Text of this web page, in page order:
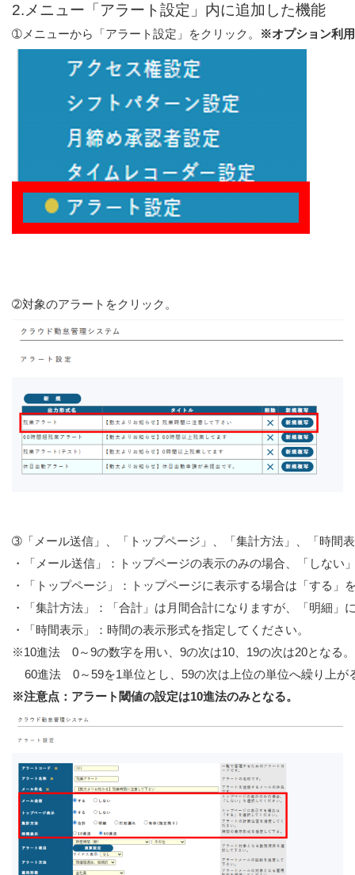
2.メニュー「アラート設定」内に追加した機能
➀メニューから「アラート設定」をクリック。 ※オプション利
➁対象のアラートをクリック。
➂「メール送信」、「トップページ」、「集計方法」、「時間
・「メール送信」：トップページの表示のみの場合、「しない
・「トップページ」：トップページに表示する場合は「する」
・「集計方法」：「合計」は月間合計になりますが、「明細
・「時間表示」：時間の表示形式を指定してください。
※10進法　0～9の数字を用い、9の次は10、19の次は20とな
60進法　0～59を1単位とし、59の次は上位の単位へ繰り上
※注意点：アラート閾値の設定は10進法のみとなる。